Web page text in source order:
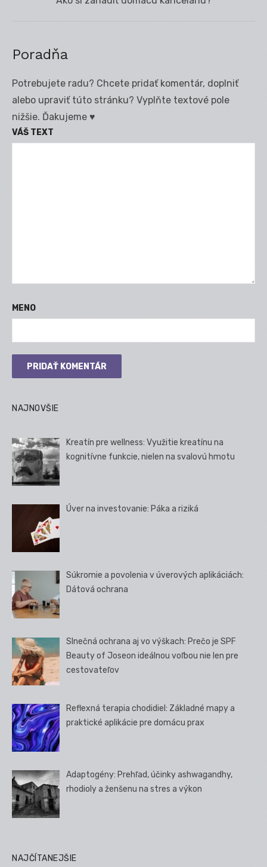
Poradňa
Potrebujete radu? Chcete pridať komentár, doplniť
alebo upraviť túto stránku? Vyplňte textové pole
nižšie. Ďakujeme ♥
VÁŠ TEXT
MENO
NAJNOVŠIE
Kreatín pre wellness: Využitie kreatínu na
kognitívne funkcie, nielen na svalovú hmotu
Úver na investovanie: Páka a riziká
Súkromie a povolenia v úverových aplikáciách:
Dátová ochrana
Slnečná ochrana aj vo výškach: Prečo je SPF
Beauty of Joseon ideálnou voľbou nie len pre
cestovateľov
Reflexná terapia chodidiel: Základné mapy a
praktické aplikácie pre domácu prax
Adaptogény: Prehľad, účinky ashwagandhy,
rhodioly a ženšenu na stres a výkon
NAJČÍTANEJŠIE